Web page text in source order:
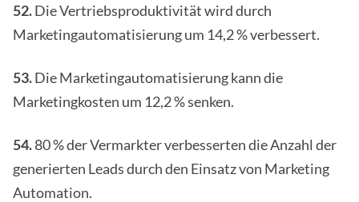
52.Die Vertriebsproduktivität wird durch
Marketingautomatisierung um 14,2 % verbessert.
53.Die Marketingautomatisierung kann die
Marketingkosten um 12,2 % senken.
54.80 % der Vermarkter verbesserten die Anzahl der
generierten Leads durch den Einsatz von Marketing
Automation.